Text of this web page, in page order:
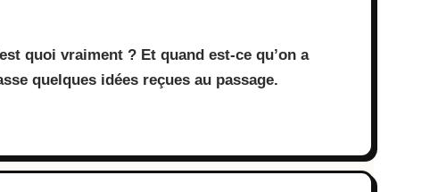
quoi vraiment ? Et quand est-ce qu’on a
quelques idées reçues au passage.